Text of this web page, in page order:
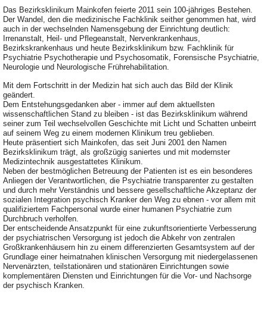
Das Bezirksklinikum Mainkofen feierte 2011 sein 100-jähriges Bestehen.
Der Wandel, den die medizinische Fachklinik seither genommen hat, wird
auch in der wechselnden Namensgebung der Einrichtung deutlich:
Irrenanstalt, Heil- und Pflegeanstalt, Nervenkrankenhaus,
Bezirkskrankenhaus und heute Bezirksklinikum bzw. Fachklinik für
Psychiatrie Psychotherapie und Psychosomatik, Forensische Psychiatrie,
Neurologie und Neurologische Frührehabilitation.
Mit dem Fortschritt in der Medizin hat sich auch das Bild der Klinik
geändert.
Dem Entstehungsgedanken aber - immer auf dem aktuellsten
wissenschaftlichen Stand zu bleiben - ist das Bezirksklinikum während
seiner zum Teil wechselvollen Geschichte mit Licht und Schatten unbeirrt
auf seinem Weg zu einem modernen Klinikum treu geblieben.
Heute präsentiert sich Mainkofen, das seit Juni 2001 den Namen
Bezirksklinikum trägt, als großzügig saniertes und mit modernster
Medizintechnik ausgestattetes Klinikum.
Neben der bestmöglichen Betreuung der Patienten ist es ein besonderes
Anliegen der Verantwortlichen, die Psychiatrie transparenter zu gestalten
und durch mehr Verständnis und bessere gesellschaftliche Akzeptanz der
sozialen Integration psychisch Kranker den Weg zu ebnen - vor allem mit
qualifiziertem Fachpersonal wurde einer humanen Psychiatrie zum
Durchbruch verholfen.
Der entscheidende Ansatzpunkt für eine zukunftsorientierte Verbesserung
der psychiatrischen Versorgung ist jedoch die Abkehr von zentralen
Großkrankenhäusern hin zu einem differenzierten Gesamtsystem auf der
Grundlage einer heimatnahen klinischen Versorgung mit niedergelassenen
Nervenärzten, teilstationären und stationären Einrichtungen sowie
komplementären Diensten und Einrichtungen für die Vor- und Nachsorge
der psychisch Kranken.